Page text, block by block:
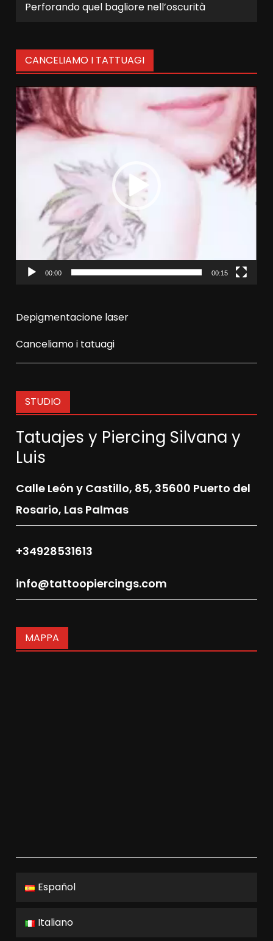
Perforando quel bagliore nell’oscurità
CANCELIAMO I TATTUAGI
Video
Player
00:00 00:15
Depigmentacione laser
Canceliamo i tatuagi
STUDIO
Tatuajes y Piercing Silvana y
Luis
Calle León y Castillo, 85, 35600 Puerto del
Rosario, Las Palmas
+34928531613
info@tattoopiercings.com
MAPPA
Español
Italiano